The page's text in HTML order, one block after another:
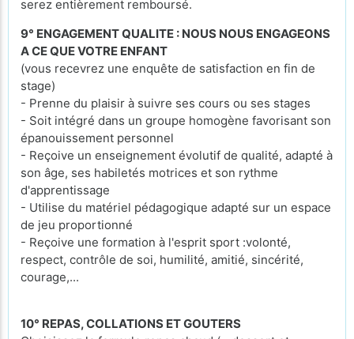
serez entièrement remboursé.
9° ENGAGEMENT QUALITE : NOUS NOUS ENGAGEONS
A CE QUE VOTRE ENFANT
(vous recevrez une enquête de satisfaction en fin de
stage)
- Prenne du plaisir à suivre ses cours ou ses stages
- Soit intégré dans un groupe homogène favorisant son
épanouissement personnel
- Reçoive un enseignement évolutif de qualité, adapté à
son âge, ses habiletés motrices et son rythme
d'apprentissage
- Utilise du matériel pédagogique adapté sur un espace
de jeu proportionné
- Reçoive une formation à l'esprit sport :volonté,
respect, contrôle de soi, humilité, amitié, sincérité,
courage,...
10° REPAS, COLLATIONS ET GOUTERS